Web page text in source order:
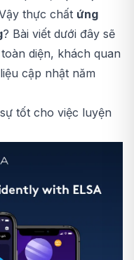
thực chất ứng
? Bài viết dưới đây sẽ
diện, khách quan
cập nhật năm
tốt cho việc luyện